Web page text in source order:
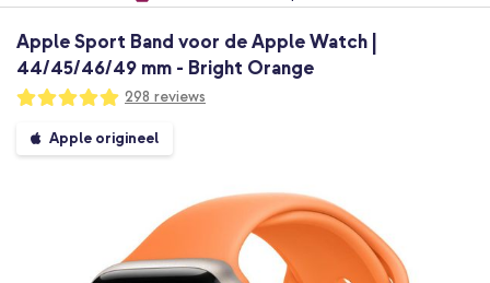
Apple Sport Band voor de Apple Watch |
44/45/46/49 mm - Bright Orange
Waardering:
99
100
298 reviews
Ga
naar
Apple origineel